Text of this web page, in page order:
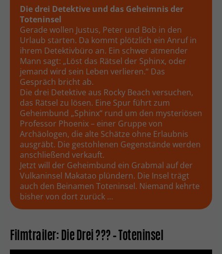
Die drei Detektive und das Geheimnis der
Toteninsel
Gerade wollen Justus, Peter und Bob in den
Urlaub starten. Da kommt plötzlich ein Anruf in
ihrem Detektivbüro an. Ein schwer atmender
Mann sagt: „Löst das Rätsel der Sphinx, oder
jemand wird sein Leben verlieren.“ Das
Gespräch bricht ab.
Die drei Detektive aus Rocky Beach versuchen,
das Rätsel zu lösen. Eine Spur führt zum
Geheimbund „Sphinx“ rund um den mysteriösen
Professor Phoenix – einer Gruppe von
Archäologen, die alte Schätze ohne Erlaubnis
ausgräbt. Die gestohlenen Gegenstände werden
anschließend verkauft.
Jetzt will der Geheimbund ein Grabmal auf der
Vulkaninsel Makatao plündern. Die Insel trägt
auch den Beinamen Toteninsel. Niemand kehrte
bisher von dort zurück …
Filmtrailer: Die Drei ??? – Toteninsel